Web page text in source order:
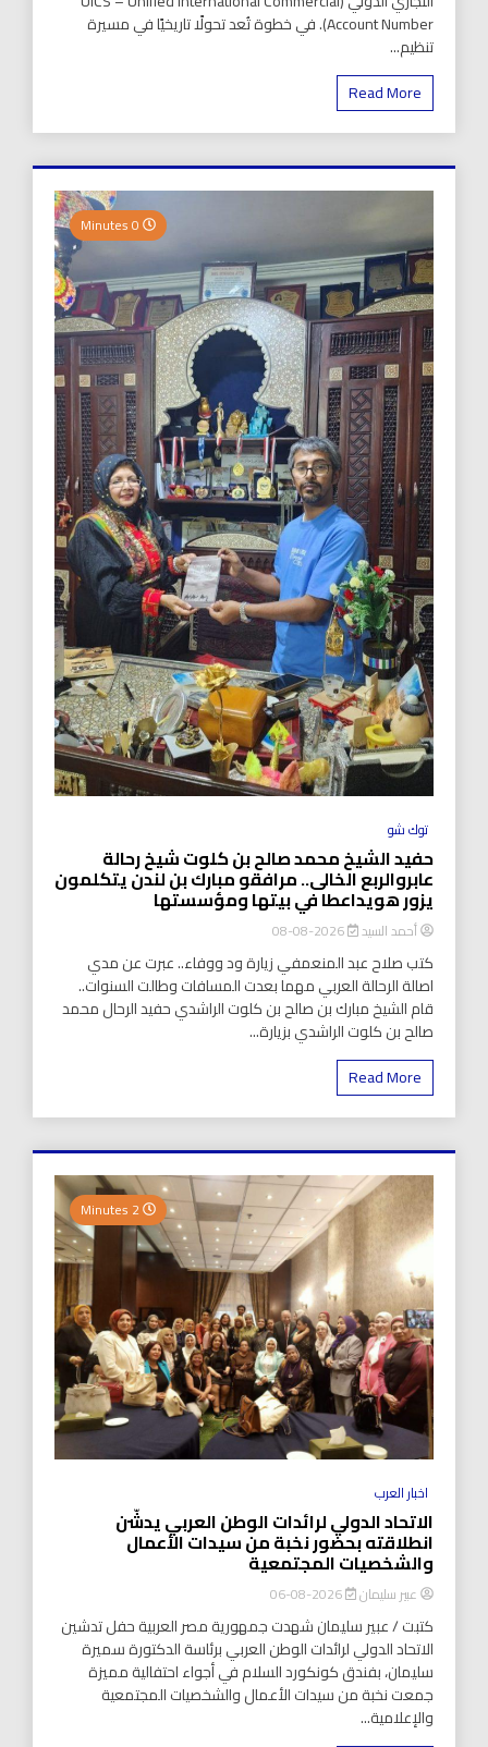
Account Number). في خطوة تُعد تحولًا تاريخيًا في مسيرة
تنظيم...
Read More
توك شو
حفيد الشيخ محمد صالح بن كلوت شيخ رحالة
عابروالربع الخالى.. مرافقو مبارك بن لندن يتكلمون
يزور هويداعطا في بيتها ومؤسستها
أحمد السيد 2026-08-08
كتب صلاح عبد المنعمفي زيارة ود ووفاء.. عبرت عن مدي
اصالة الرحالة العربي مهما بعدت المسافات وطالت السنوات..
قام الشيخ مبارك بن صالح بن كلوت الراشدي حفيد الرحال محمد
صالح بن كلوت الراشدي بزيارة...
Read More
اخبار العرب
الاتحاد الدولي لرائدات الوطن العربي يدشّن
انطلاقته بحضور نخبة من سيدات الأعمال
والشخصيات المجتمعية
عبير سليمان 2026-08-06
كتبت / عبير سليمان شهدت جمهورية مصر العربية حفل تدشين
الاتحاد الدولي لرائدات الوطن العربي برئاسة الدكتورة سميرة
سليمان، بفندق كونكورد السلام في أجواء احتفالية مميزة
جمعت نخبة من سيدات الأعمال والشخصيات المجتمعية
والإعلامية...